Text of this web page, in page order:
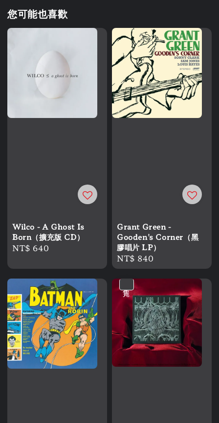
您可能也喜歡
Wilco - A Ghost Is
Born（擴充版 CD）
Regular
NT$ 640
Grant Green -
Gooden's Corner（黑
膠唱片 LP）
Regular
price
NT$ 840